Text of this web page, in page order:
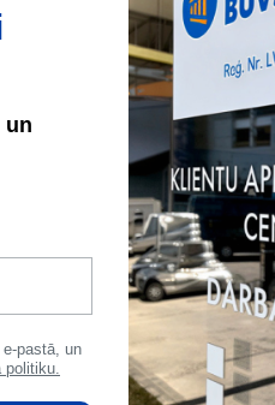
un
pastā, un
politiku.